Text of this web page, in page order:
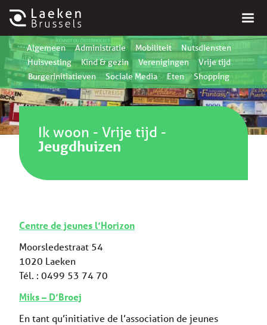
Algemeen Administratie Mobiliteit
Nutsdiensten
Huisvesting
Kind & gezin Verenigingen
Vrije tijd
Burgerinitiatieven
Sociale Media Eten Shopping
Ik woon - Vrije tijd -
Jeugdhuizen
Centre de jeunes l’Horizon
Moorsledestraat 54
1020 Laeken
Tél. : 0499 53 74 70
Miks – D’Broej
En tant qu’initiative de l’association de jeunes